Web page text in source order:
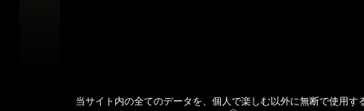
当サイト内の全てのデータを、個人で楽しむ以外に無断で使用す